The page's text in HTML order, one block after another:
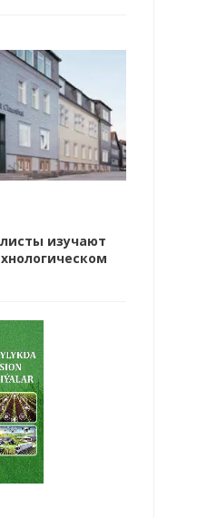
изучают